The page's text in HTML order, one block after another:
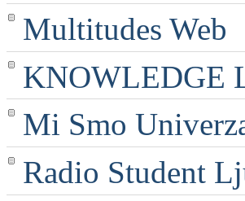
Multitudes Web
KNOWLEDGE
Mi Smo
Radio Student